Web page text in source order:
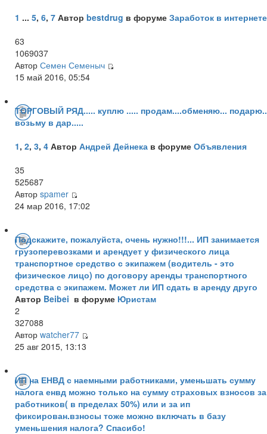
1 ... 5, 6, 7 Автор bestdrug в форуме Заработок в интернете
63
1069037
Автор Семен Семеныч
15 май 2016, 05:54
ТОРГОВЫЙ РЯД..... куплю ..... продам....обменяю...
возьму в дар.....
1, 2, 3, 4 Автор Андрей Дейнека в форуме Объявления
35
525687
Автор spamer
24 мар 2016, 17:02
Подскажите, пожалуйста, очень нужно!!!... ИП занимается
грузоперевозками и арендует у физического лица
транспортное средство с экипажем (водитель - это
физическое лицо) по договору аренды транспортного
средства с экипажем. Может ли ИП сдать в аренду друго
Автор Beibei в форуме Юристам
2
327088
Автор watcher77
25 авг 2015, 13:13
ИП на ЕНВД с наемными работниками, уменьшать сумму
налога енвд можно только на сумму страховых взносов за
работников( в пределах 50%) или и за ип
фиксирован.взносы тоже можно включать в базу
уменьшения налога? Спасибо!